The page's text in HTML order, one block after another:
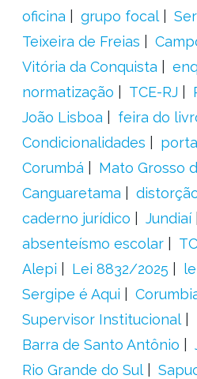
oficina
grupo focal
Teixeira de Freias
Vitória da Conquista
normatização
TCE-RJ
João Lisboa
feira do
Condicionalidades
Corumbá
Mato Grosso
Canguaretama
caderno jurídico
Jundiaí
absenteísmo escolar
Alepi
Lei 8832/2025
Sergipe é Aqui
Supervisor Institucional
Barra de Santo Antônio
Rio Grande do Sul